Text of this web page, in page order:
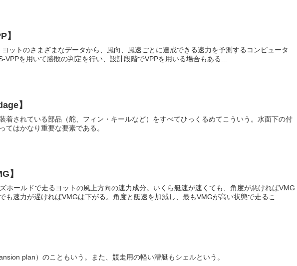
】
ットのさまざまなデータから、風向、風速ごとに達成できる速力を予測するコンピュータ
VPPを用いて勝敗の判定を行い、設計段階でVPPを用いる場合もある...
】
着されている部品（舵、フィン・キールなど）をすべてひっくるめてこういう。水面下の付
てはかなり重要な要素である。
】
ホールドで走るヨットの風上方向の速力成分。いくら艇速が速くても、角度が悪ければVMG
も速力が遅ければVMGは下がる。角度と艇速を加減し、最もVMGが高い状態で走るこ...
plan）のこともいう。また、競走用の軽い漕艇もシェルという。